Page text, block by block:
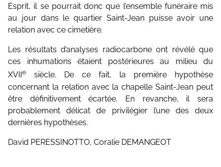
Esprit, il se pourrait donc que l’ensemble funéraire mis
au jour dans le quartier Saint-Jean puisse avoir une
relation avec ce cimetière.
Les résultats d’analyses radiocarbone ont révélé que
ces inhumations étaient postérieures au milieu du
XVII e siècle. De ce fait, la première hypothèse
concernant la relation avec la chapelle Saint-Jean peut
être définitivement écartée. En revanche, il sera
probablement délicat de privilégier l’une des deux
dernières hypothèses.
David PERESSINOTTO, Coralie DEMANGEOT